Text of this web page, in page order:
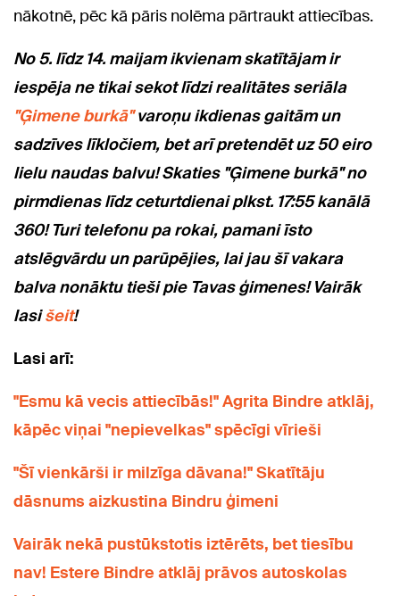
nākotnē, pēc kā pāris nolēma pārtraukt attiecības.
No 5. līdz 14. maijam ikvienam skatītājam ir
iespēja ne tikai sekot līdzi realitātes seriāla
"Ģimene burkā"varoņu ikdienas gaitām un
sadzīves līkločiem, bet arī pretendēt uz 50 eiro
lielu naudas balvu! Skaties "Ģimene burkā" no
pirmdienas līdz ceturtdienai plkst. 17:55 kanālā
360! Turi telefonu pa rokai, pamani īsto
atslēgvārdu un parūpējies, lai jau šī vakara
balva nonāktu tieši pie Tavas ģimenes! Vairāk
lasišeit!
Lasi arī:
"Esmu kā vecis attiecībās!" Agrita Bindre atklāj,
kāpēc viņai "nepievelkas" spēcīgi vīrieši
"Šī vienkārši ir milzīga dāvana!" Skatītāju
dāsnums aizkustina Bindru ģimeni
Vairāk nekā pustūkstotis iztērēts, bet tiesību
nav! Estere Bindre atklāj prāvos autoskolas